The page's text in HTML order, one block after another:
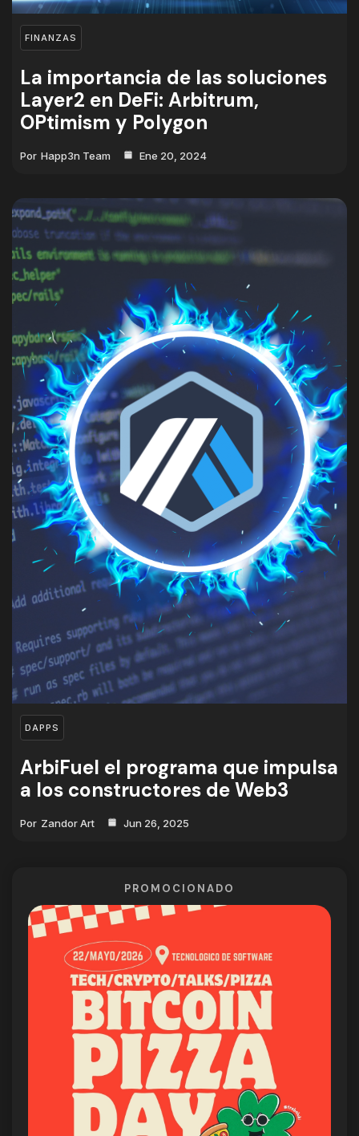
FINANZAS
La importancia de las soluciones
Layer2 en DeFi: Arbitrum,
OPtimism y Polygon
Por Happ3n Team Ene 20, 2024
DAPPS
ArbiFuel el programa que impulsa
a los constructores de Web3
Por Zandor Art Jun 26, 2025
PROMOCIONADO